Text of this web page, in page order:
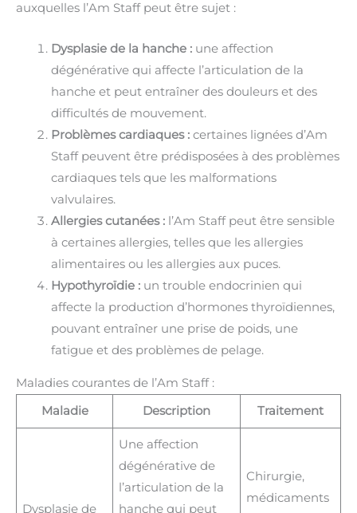
auxquelles l’Am Staff peut être sujet :
Dysplasie de la hanche :une affection
dégénérative qui affecte l’articulation de la
hanche et peut entraîner des douleurs et des
difficultés de mouvement.
Problèmes cardiaques :certaines lignées d’Am
Staff peuvent être prédisposées à des problèmes
cardiaques tels que les malformations
valvulaires.
Allergies cutanées :l’Am Staff peut être sensible
à certaines allergies, telles que les allergies
alimentaires ou les allergies aux puces.
Hypothyroïdie :un trouble endocrinien qui
affecte la production d’hormones thyroïdiennes,
pouvant entraîner une prise de poids, une
fatigue et des problèmes de pelage.
Maladies courantes de l’Am Staff :
Maladie
Description Traitement
Dysplasie de
Une affection
dégénérative de
l’articulation de la
hanche qui peut
Chirurgie,
médicaments